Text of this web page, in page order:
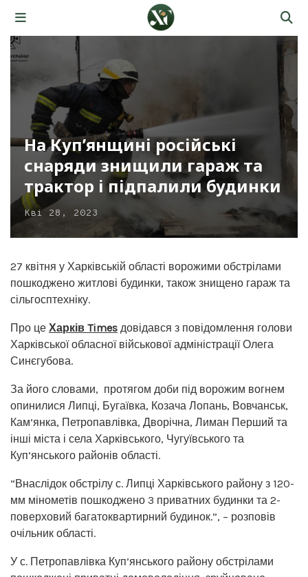
На Куп’янщині російські
снаряди знищили гараж та
трактор і підпалили будинки
Кві 28, 2023
27 квітня у Харківській області ворожими обстрілами
пошкоджено житлові будинки, також знищено гараж та
сільгосптехніку.
Про це Харків Times довідався з повідомлення голови
Харківської обласної військової адміністрації Олега
Синєгубова.
За його словами, протягом доби під ворожим вогнем
опинилися Липці, Бугаївка, Козача Лопань, Вовчанськ,
Кам’янка, Петропавлівка, Дворічна, Лиман Перший та
інші міста і села Харківського, Чугуївського та
Куп’янського районів області.
“Внаслідок обстрілу с. Липці Харківського району з 120-
мм мінометів пошкоджено 3 приватних будинки та 2-
поверховий багатоквартирний будинок.”, – розповів
очільник області.
У с. Петропавлівка Куп’янського району обстрілами